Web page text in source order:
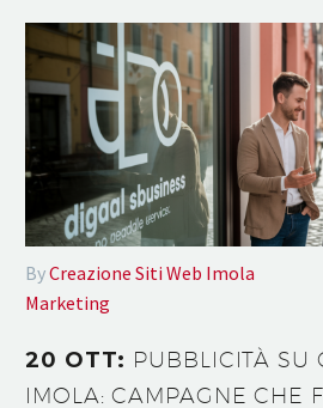
ByCreazione Siti Web Imola
Marketing
20 OTT: PUBBLICITÀ SU
IMOLA: CAMPAGNE CHE